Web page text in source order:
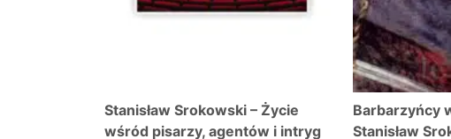
Stanisław Srokowski – Życie
wśród pisarzy, agentów i intryg
Barbarzyńcy
Stanisław